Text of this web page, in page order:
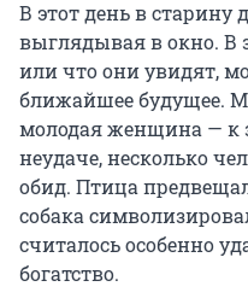
В этот день в старину
выглядывая в окно. В
или что они увидят,
ближайшее будущее.
молодая женщина — к
неудаче, несколько
обид. Птица
собака
считалось особенно
богатство.